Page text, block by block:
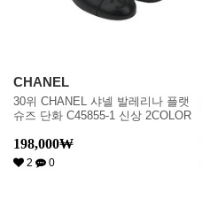
CHANEL
30위 CHANEL 샤넬 발레리나 플랫
슈즈 단화 C45855-1 신상 2COLOR
198,000₩
2 0